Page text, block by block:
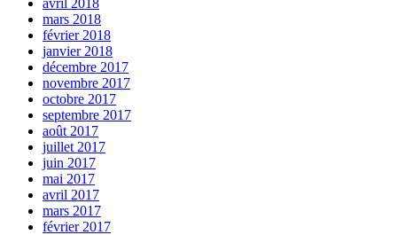
avril 2018
mars 2018
février 2018
janvier 2018
décembre 2017
novembre 2017
octobre 2017
septembre 2017
août 2017
juillet 2017
juin 2017
mai 2017
avril 2017
mars 2017
février 2017